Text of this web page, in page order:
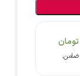
تومان